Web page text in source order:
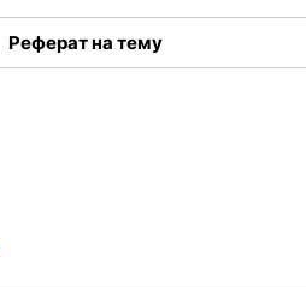
Реферат на тему